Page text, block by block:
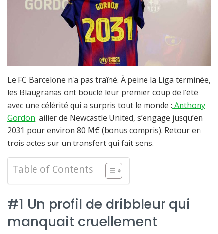
Le FC Barcelone n’a pas traîné. À peine la Liga terminée,
les Blaugranas ont bouclé leur premier coup de l’été
avec une célérité qui a surpris tout le monde : Anthony
Gordon, ailier de Newcastle United, s’engage jusqu’en
2031 pour environ 80 M€ (bonus compris). Retour en
trois actes sur un transfert qui fait sens.
Table of Contents
#1 Un profil de dribbleur qui
manquait cruellement